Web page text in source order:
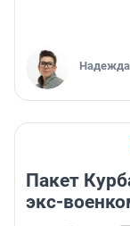
Надежда
Пакет
экс-